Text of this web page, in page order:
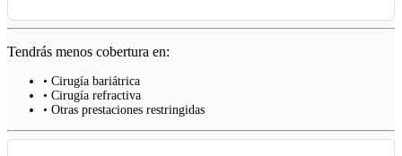
Tendrás menos cobertura en:
• Cirugía bariátrica
• Cirugía refractiva
• Otras prestaciones restringidas